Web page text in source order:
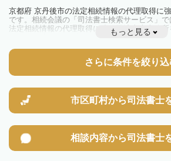
京都府 京丹後市の法定相続情報の代理取得に
です。相続会議の「司法書士検索サービス」
法定相続情報の代理取得に強い司法書士事務
ます。相続のトラブルやお悩みを抱えている
もっと見る
さらに条件を絞り込
市区町村から司法書士
相談内容から司法書士